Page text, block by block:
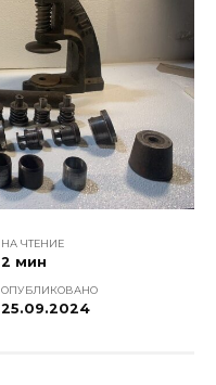
НА ЧТЕНИЕ
2 мин
ОПУБЛИКОВАНО
25.09.2024